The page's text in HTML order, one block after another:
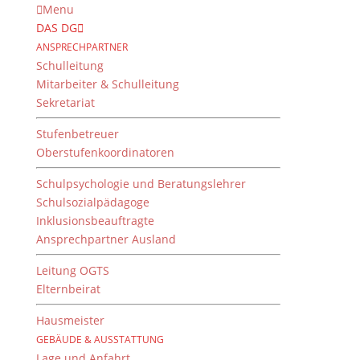
Menu
DAS DG
ANSPRECHPARTNER
Schulleitung
Mitarbeiter & Schulleitung
Sekretariat
Stufenbetreuer
Oberstufenkoordinatoren
Schulpsychologie und Beratungslehrer
Schulsozialpädagoge
Inklusionsbeauftragte
Ansprechpartner Ausland
Leitung OGTS
Elternbeirat
Hausmeister
GEBÄUDE & AUSSTATTUNG
Exkursion „Grünland“ der
5. Klassen
vonJens Bodenstab|8. Mai 2026